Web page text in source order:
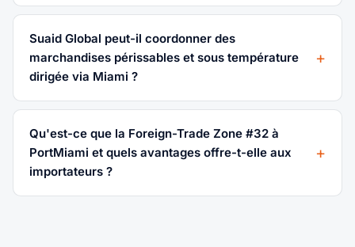
Suaid Global peut-il coordonner des
marchandises périssables et sous température
dirigée via Miami ?
Qu'est-ce que la Foreign-Trade Zone #32 à
PortMiami et quels avantages offre-t-elle aux
importateurs ?